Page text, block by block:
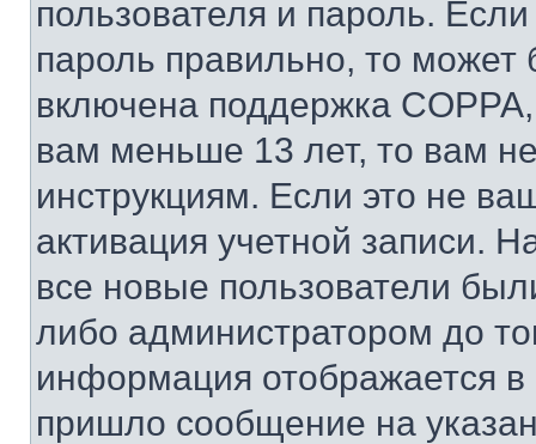
пользователя и пароль.
пароль правильно, то может
включена поддержка
вам меньше 13 лет, то вам
инструкциям. Если это не
активация учетной записи.
все новые пользователи
либо администратором до
информация отображается
пришло сообщение на